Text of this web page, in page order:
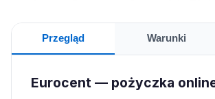
Przegląd Warunki
Eurocent — pożyczka